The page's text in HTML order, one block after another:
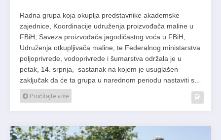
Radna grupa koja okuplja predstavnike akademske
zajednice, Koordinacije udruženja proizvođača maline u
FBiH, Saveza proizvođača jagodičastog voća u FBiH,
Udruženja otkupljivača maline, te Federalnog ministarstva
poljoprivrede, vodoprivrede i šumarstva održala je u
petak, 14. srpnja, sastanak na kojem je usuglašen
zaključak da će ta grupa u narednom periodu nastaviti s…
Pročitajte više